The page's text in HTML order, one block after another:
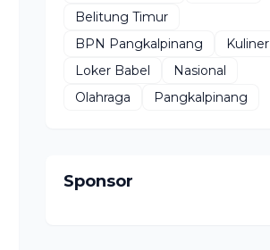
Belitung Timur
BPN Pangkalpinang
Kuliner
Loker Babel
Nasional
Olahraga
Pangkalpinang
Sponsor